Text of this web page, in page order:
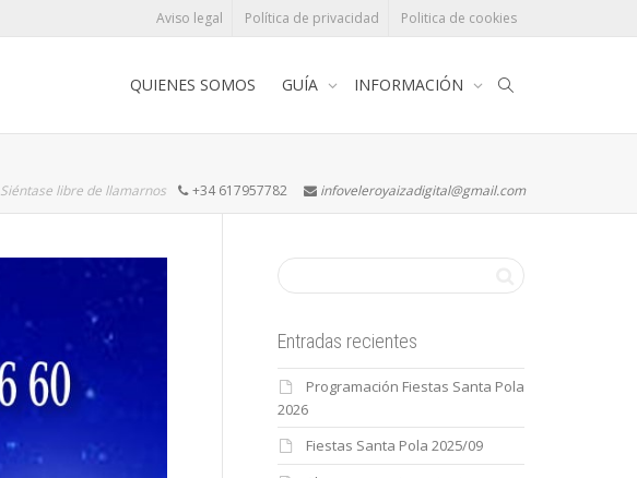
Aviso legal Política de privacidad Politica de cookies
QUIENES SOMOS GUÍA INFORMACIÓN
Siéntase libre de llamarnos +34 617957782 infoveleroyaizadigital@gmail.com
Entradas recientes
Programación Fiestas Santa Pola
2026
Fiestas Santa Pola 2025/09